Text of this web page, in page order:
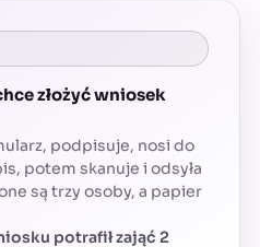
złożyć wniosek
podpisuje, nosi do
potem skanuje i odsyła
są trzy osoby, a papier
potrafił zająć 2